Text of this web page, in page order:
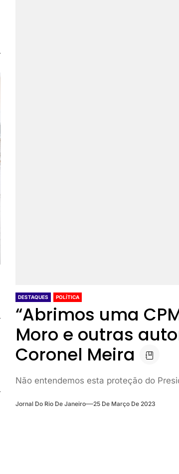
DESTAQUES POLÍTICA
“Abrimos uma
Moro e outras
Coronel Meira
Jornal Do Rio De Janeiro 25 De Março De 2023